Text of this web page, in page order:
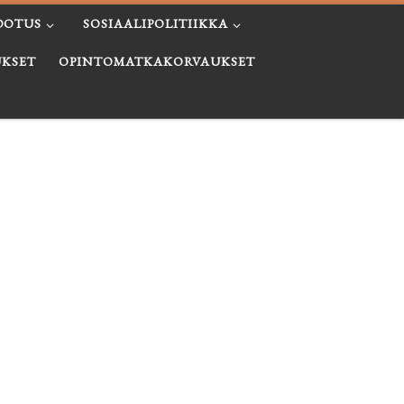
SOSIAALIPOLITIIKKA
OPINTOMATKAKORVAUKSET